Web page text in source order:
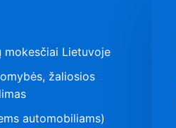
mokesčiai Lietuvoje
žaliosios
automobiliams)